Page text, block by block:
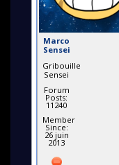
Marco
Sensei
Gribouille
Sensei
Forum
Posts:
11240
Member
Since:
26 juin
2013